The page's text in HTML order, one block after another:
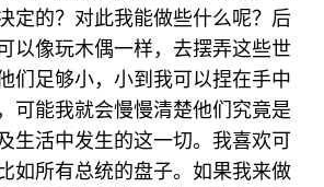
定的？对此我能做些什么呢？后
以像玩木偶一样，去摆弄这些世
们足够小，小到我可以捏在手中
可能我就会慢慢清楚他们究竟是
生活中发生的这一切。我喜欢可
如所有总统的盘子。如果我来做